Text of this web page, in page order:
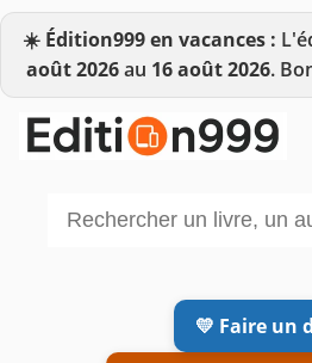
☀️ Édition999 en vacances :
août 2026au 16 août 2026.
💛 Faire un